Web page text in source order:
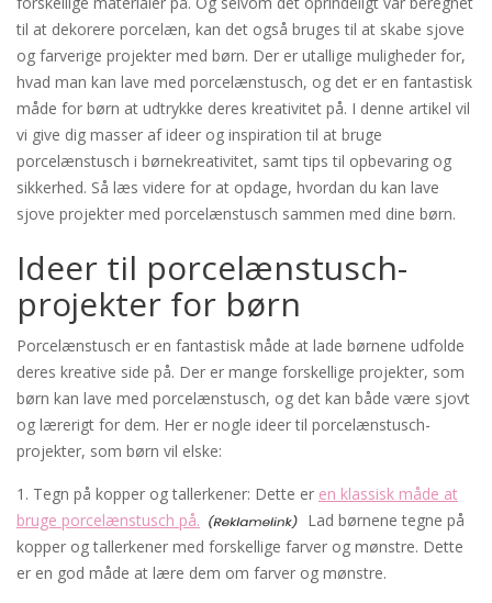
til at dekorere porcelæn, kan det også bruges til at skabe sjove
og farverige projekter med børn. Der er utallige muligheder for,
hvad man kan lave med porcelænstusch, og det er en fantastisk
måde for børn at udtrykke deres kreativitet på. I denne artikel vil
vi give dig masser af ideer og inspiration til at bruge
porcelænstusch i børnekreativitet, samt tips til opbevaring og
sikkerhed. Så læs videre for at opdage, hvordan du kan lave
sjove projekter med porcelænstusch sammen med dine børn.
Ideer til porcelænstusch-
projekter for børn
Porcelænstusch er en fantastisk måde at lade børnene udfolde
deres kreative side på. Der er mange forskellige projekter, som
børn kan lave med porcelænstusch, og det kan både være sjovt
og lærerigt for dem. Her er nogle ideer til porcelænstusch-
projekter, som børn vil elske:
1. Tegn på kopper og tallerkener: Dette er en klassisk måde at
bruge porcelænstusch på.
Lad børnene tegne på
kopper og tallerkener med forskellige farver og mønstre. Dette
er en god måde at lære dem om farver og mønstre.